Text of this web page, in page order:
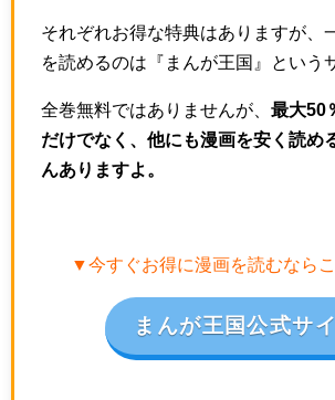
それぞれお得な特典はありますが、
を読めるのは『まんが王国』という
全巻無料ではありませんが、 最大50
だけでなく、他にも漫画を安く読め
んありますよ。
▼今すぐお得に漫画を読むなら
まんが王国公式サ